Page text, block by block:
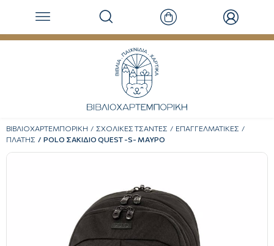
ΒΙΒΛΙΟΧΑΡΤΕΜΠΟΡΙΚΗ ΣΧΟΛΙΚΕΣ ΤΣΑΝΤΕΣ
ΕΠΑΓΓΕΛΜΑΤΙΚΕΣ
ΠΛΑΤΗΣ
POLO ΣΑΚΙΔΙΟ QUEST -S- ΜΑΥΡΟ